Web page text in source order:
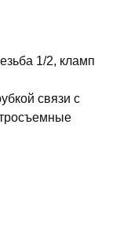
1/2, кламп
связи с